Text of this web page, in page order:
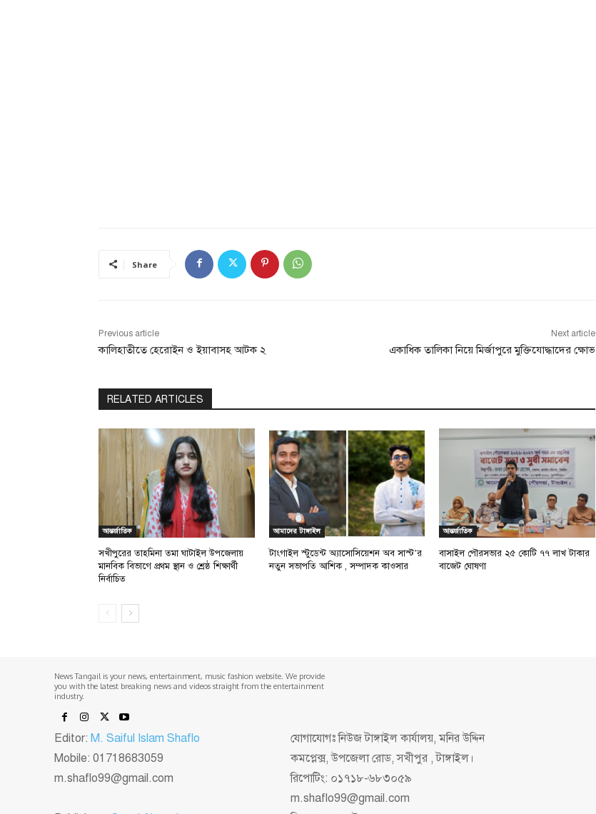
Share
Previous article
কালিহাতীতে হেরোইন ও ইয়াবাসহ আটক ২
Next article
একাধিক তালিকা নিয়ে মির্জাপুরে মুক্তিযোদ্ধাদের ক্ষোভ
RELATED ARTICLES
আন্তর্জাতিক
সখীপুরের তাহমিনা তমা ঘাটাইল উপজেলায়
মানবিক বিভাগে প্রথম স্থান ও শ্রেষ্ঠ শিক্ষার্থী
নির্বাচিত
আমাদের টাঙ্গাইল
টাংগাইল স্টুডেন্ট অ্যাসোসিয়েশন অব সাস্ট’র
নতুন সভাপতি আশিক , সম্পাদক কাওসার
আন্তর্জাতিক
বাসাইল পৌরসভার ২৫ কোটি ৭৭ লাখ টাকার
বাজেট ঘোষণা
News Tangail is your news, entertainment, music fashion website. We provide
you with the latest breaking news and videos straight from the entertainment
industry.
Editor: M. Saiful Islam Shaflo
Mobile: 01718683059
m.shaflo99@gmail.com
যোগাযোগঃ নিউজ টাঙ্গাইল কার্যালয়, মনির উদ্দিন
কমপ্লেক্স, উপজেলা রোড, সখীপুর , টাঙ্গাইল।
রিপোটিং: ০১৭১৮-৬৮৩০৫৯
m.shaflo99@gmail.com